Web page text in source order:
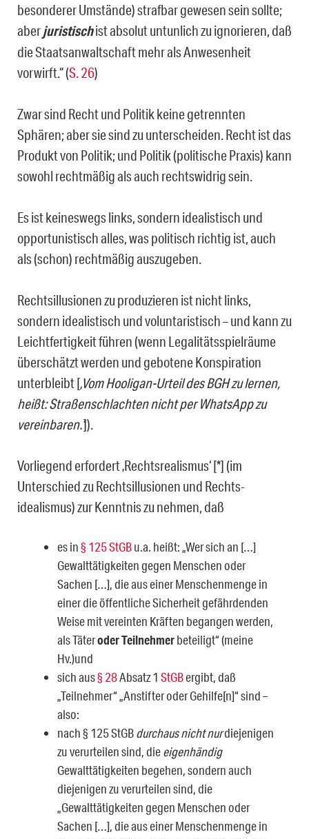
besonderer Umstände) strafbar gewesen sein sollte;
aberjuristischist absolut untunlich zu ignorieren, daß
die Staatsanwaltschaft mehr als Anwesenheit
vorwirft.“ (S. 26)
Zwar sind Recht und Politik keine getrennten
Sphären; aber sie sind zu unterscheiden. Recht ist das
Produkt von Politik; und Politik (politische Praxis) kann
sowohl rechtmäßig als auch rechtswidrig sein.
Es ist keineswegs links, sondern idealistisch und
opportunistisch alles, was politisch richtig ist, auch
als (schon) rechtmäßig auszugeben.
Rechtsillusionen zu produzieren ist nicht links,
sondern idealistisch und voluntaristisch – und kann zu
Leichtfertigkeit führen (wenn Legalitätsspielräume
überschätzt werden und gebotene Konspiration
unterbleibt [‚Vom Hooligan-Urteil des BGH zu lernen,
heißt: Stra­ßenschlachten nicht per WhatsApp zu
vereinbaren.‘]).
Vorliegend erfordert ‚Rechtsrealismus‘ [*] (im
Unterschied zu Rechtsillusionen und Rechts­
idealismus) zur Kenntnis zu nehmen, daß
es in§ 125 StGBu.a. heißt: „Wer sich an […]
Gewalttätigkeiten gegen Menschen oder
Sachen […], die aus einer Menschenmenge in
einer die öffentliche Sicher­heit gefährdenden
Weise mit vereinten Kräften begangen werden,
als Täteroder Teilnehmerbeteiligt“ (meine
Hv.)und
sich aus§ 28Absatz 1 StGBergibt, daß
„Teilnehmer“ „Anstifter oder Gehilfe[n]“ sind –
also:
nach § 125 StGBdurchaus nicht nurdiejenigen
zu verurteilen sind, dieeigen­händig
Gewalttätigkeiten begehen, sondern auch
diejenigen zu verurteilen sind, die
„Gewalttätigkeiten gegen Menschen oder
Sachen […], die aus einer Men­schenmenge in